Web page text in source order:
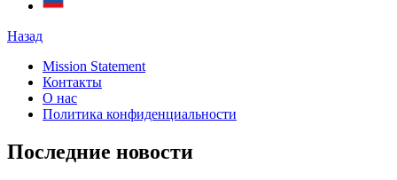
Назад
Mission Statement
Контакты
О нас
Политика конфиденциальности
Последние новости